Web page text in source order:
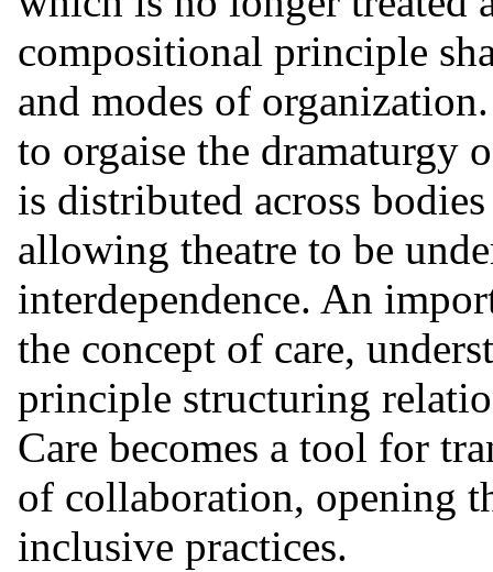
compositional principle
and modes of
to orgaise the dramaturgy
is distributed across
allowing theatre to be
interdependence. An
the concept of care,
principle structuring
Care becomes a tool for
of collaboration, opening
inclusive practices.